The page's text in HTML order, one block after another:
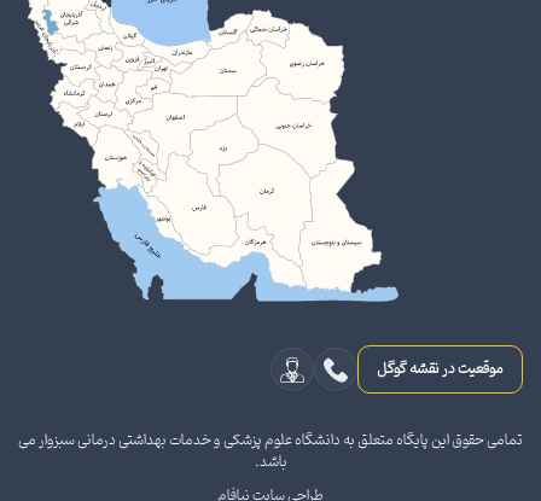
موقعیت در نقشه گوگل
تمامی حقوق این پایگاه متعلق به دانشگاه علوم پزشکی و خدمات بهداشتی درمانی سبزوار می
باشد.
طراحی سایت نیافام